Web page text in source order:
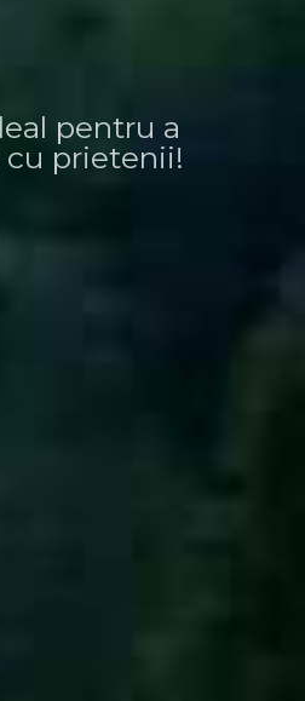
pentru a
prietenii!